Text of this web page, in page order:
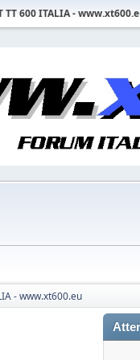
TT 600 ITALIA -
- www.xt600.eu